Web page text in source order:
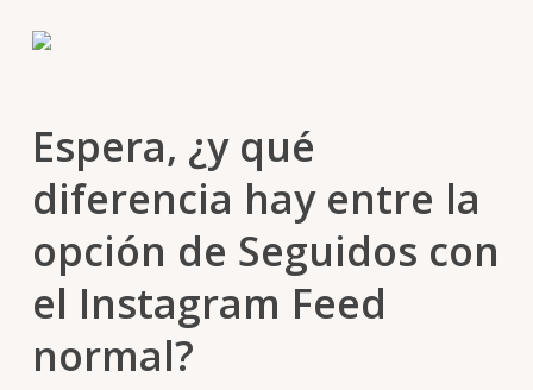
Espera, ¿y qué
diferencia hay entre la
opción de Seguidos con
el Instagram Feed
normal?